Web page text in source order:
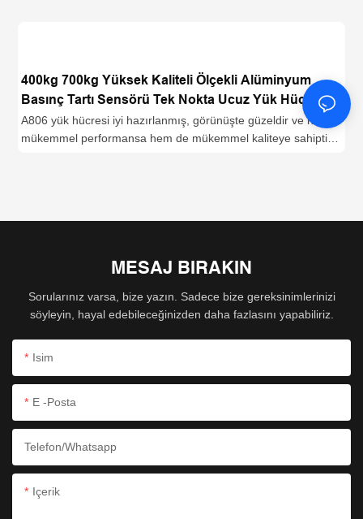
400kg 700kg Yüksek Kaliteli Ölçekli Alüminyum
Basınç Tartı Sensörü Tek Nokta Ucuz Yük Hücresi
A806 Santwell
A806 yük hücresi iyi hazırlanmış, görünüşte güzeldir ve hem
mükemmel performansa hem de mükemmel kaliteye sahiptir.
MESAJ BIRAKIN
Sorularınız varsa, bize yazın. Sadece bize gereksinimlerinizi
söyleyin, hayal edebileceğinizden daha fazlasını yapabiliriz.
Isim
E -posta
Telefon/whatsapp
Içerik